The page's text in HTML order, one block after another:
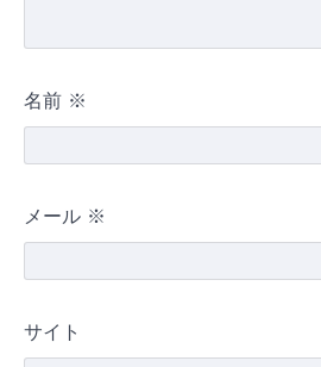
名前 ※
メール ※
サイト